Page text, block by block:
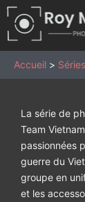
Aller
contenu
Accueil Séries
La série de
Team
passionnées
guerre du
groupe en
et les